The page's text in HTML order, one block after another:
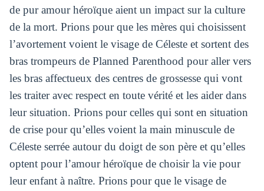
de pur amour héroïque aient un impact sur la culture
de la mort. Prions pour que les mères qui choisissent
l’avortement voient le visage de Céleste et sortent des
bras trompeurs de Planned Parenthood pour aller vers
les bras affectueux des centres de grossesse qui vont
les traiter avec respect en toute vérité et les aider dans
leur situation. Prions pour celles qui sont en situation
de crise pour qu’elles voient la main minuscule de
Céleste serrée autour du doigt de son père et qu’elles
optent pour l’amour héroïque de choisir la vie pour
leur enfant à naître. Prions pour que le visage de